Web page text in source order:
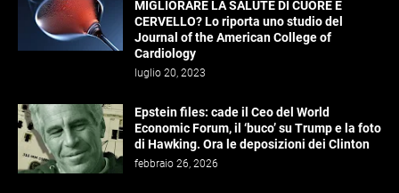
MIGLIORARE LA SALUTE DI CUORE E
CERVELLO? Lo riporta uno studio del
Journal of the American College of
Cardiology
luglio 20, 2023
Epstein files: cade il Ceo del World
Economic Forum, il ‘buco’ su Trump e la foto
di Hawking. Ora le deposizioni dei Clinton
febbraio 26, 2026